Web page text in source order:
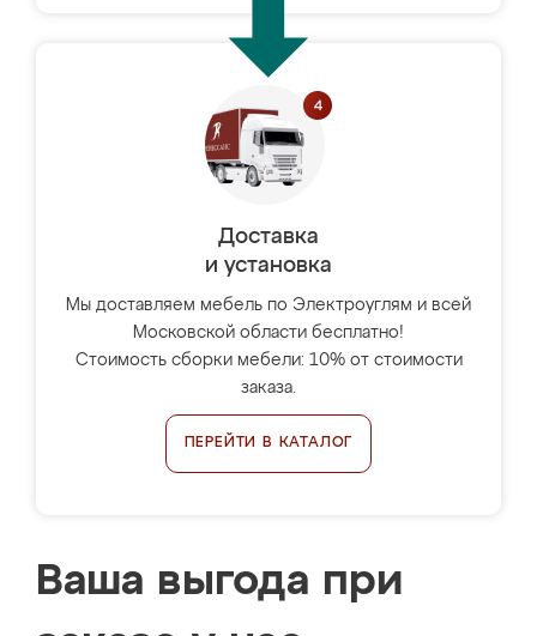
Доставка
и установка
Мы доставляем мебель по Электроуглям и всей
Московской области бесплатно!
Стоимость сборки мебели: 10% от стоимости
заказа.
ПЕРЕЙТИ В КАТАЛОГ
Ваша выгода при